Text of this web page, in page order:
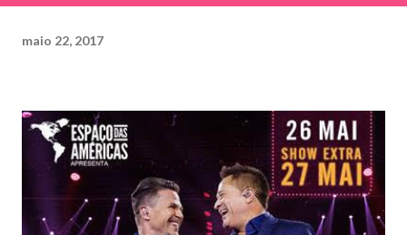
maio 22, 2017